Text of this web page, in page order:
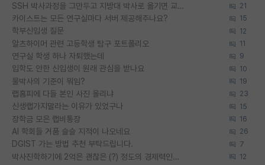
SSH 박사과정을 그만두고 지방대 박사로 옮기면 교수의 꿈은 끝일까요? 21
카이스트는 모든 연구실마다 서버 제공해주나요? 15
학부신입생 질문 12
알츠하이머 관련 고등학생 탐구 포트폴리오 11
연구실 학생 하나 자퇴했는데 9
입학도 안한 신입생이 원래 관심을 받나요 10
물박사의 기준이 뭐임? 19
랩홈피에 다들 본인 사진 올리냐 23
신생랩가지말라는 이유가 있었구나 15
장학금 모은 랩비통장 16
AI 학회들 거품 슬슬 지적이 나오네요 26
DGIST 가는 방법 추천 부탁드립니다. 7
박사진학하기에 2억은 괜찮은 (?) 정도의 경제력인가요 12